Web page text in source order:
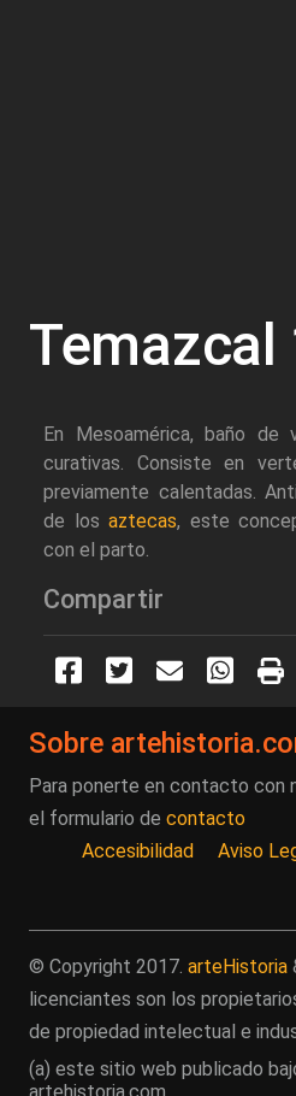
Temazcal
En Mesoamérica, baño de
curativas. Consiste en
previamente calentadas.
de los aztecas, este
con el parto.
Compartir
Sobre
Para ponerte en contacto con
el formulario de contacto
Accesibilidad
Aviso
© Copyright 2017. arteHistoria
licenciantes son los
de propiedad intelectual e
(a) este sitio web publicado